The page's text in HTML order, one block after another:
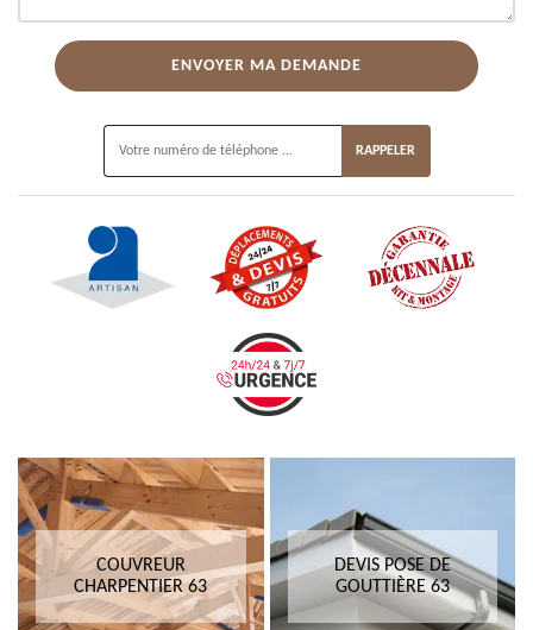
COUVREUR
CHARPENTIER 63
DEVIS POSE DE
GOUTTIÈRE 63